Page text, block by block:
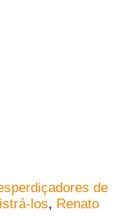
de
los, Renato